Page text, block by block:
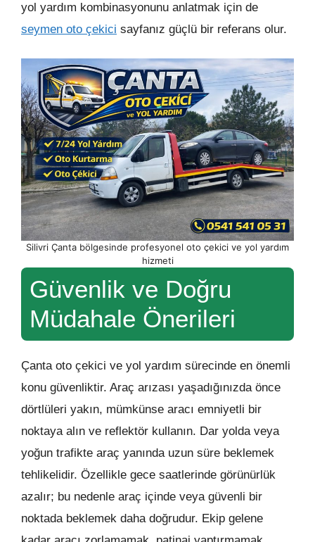
yol yardım kombinasyonunu anlatmak için de
seymen oto çekici sayfanız güçlü bir referans olur.
Silivri Çanta bölgesinde profesyonel oto çekici ve yol yardım
hizmeti
Güvenlik ve Doğru
Müdahale Önerileri
Çanta oto çekici ve yol yardım sürecinde en önemli
konu güvenliktir. Araç arızası yaşadığınızda önce
dörtlüleri yakın, mümkünse aracı emniyetli bir
noktaya alın ve reflektör kullanın. Dar yolda veya
yoğun trafikte araç yanında uzun süre beklemek
tehlikelidir. Özellikle gece saatlerinde görünürlük
azalır; bu nedenle araç içinde veya güvenli bir
noktada beklemek daha doğrudur. Ekip gelene